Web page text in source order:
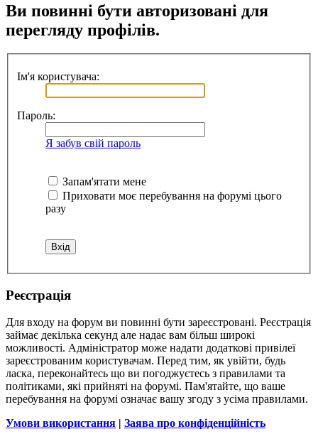
Ви повинні бути авторизовані для
перегляду профілів.
Ім'я користувача:
Пароль:
Я забув свій пароль
Запам'ятати мене
Приховати моє перебування на форумі цього
разу
Реєстрація
Для входу на форум ви повинні бути зареєстровані. Реєстрація
займає декілька секунд але надає вам більш широкі
можливості. Адміністратор може надати додаткові привілеї
зареєстрованим користувачам. Перед тим, як увійти, будь
ласка, переконайтесь що ви погоджуєтесь з правилами та
політиками, які прийняті на форумі. Пам'ятайте, що ваше
перебування на форумі означає вашу згоду з усіма правилами.
Умови використання | Заява про конфіденційність